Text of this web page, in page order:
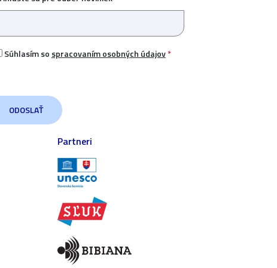
Súhlasím so spracovaním osobných údajov*
Partneri